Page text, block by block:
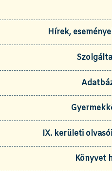
Hírek,
IX. kerületi
Könyvet